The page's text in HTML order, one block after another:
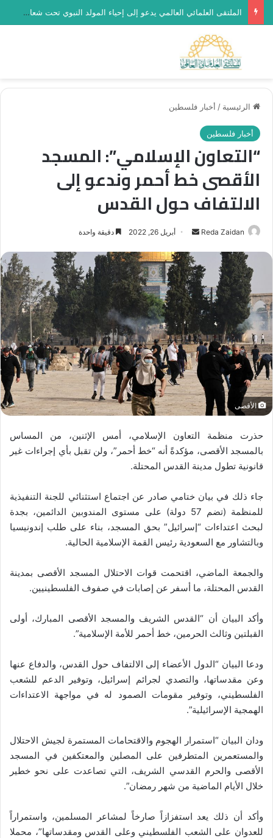
الملتقى العلمائي العالمي يدعو إلى إحياء المولد النبوي تحت شعار “رحماء بينهم”
بحث عن
الرئيسية / أخبار فلسطين
أخبار فلسطين
“التعاون الإسلامي”: المسجد
الأقصى خط أحمر وندعو إلى
الالتفاف حول القدس
Reda Zaidan
أرسل
إلكترونيا
أبريل 26, 2022 دقيقة واحدة
الأقصى
حذرت منظمة التعاون الإسلامي، أمس الإثنين، من المساس
بالمسجد الأقصى، مؤكدةً أنه “خط أحمر”، ولن تقبل بأي إجراءات غير
قانونية تطول مدينة القدس المحتلة.
جاء ذلك في بيان ختامي صادر عن اجتماع استثنائي للجنة التنفيذية
للمنظمة (تضم 57 دولة) على مستوى المندوبين الدائمين، بجدة
لبحث اعتداءات “إسرائيل” بحق المسجد، بناء على طلب إندونيسيا
وبالتشاور مع السعودية رئيس القمة الإسلامية الحالية.
والجمعة الماضي، اقتحمت قوات الاحتلال المسجد الأقصى بمدينة
القدس المحتلة، ما أسفر عن إصابات في صفوف الفلسطينيين.
وأكد البيان أن “القدس الشريف والمسجد الأقصى المبارك، أولى
القبلتين وثالث الحرمين، خط أحمر للأمة الإسلامية”.
ودعا البيان “الدول الأعضاء إلى الالتفاف حول القدس، والدفاع عنها
وعن مقدساتها، والتصدي لجرائم إسرائيل، وتوفير الدعم للشعب
الفلسطيني، وتوفير مقومات الصمود له في مواجهة الاعتداءات
الهمجية الإسرائيلية”.
ودان البيان “استمرار الهجوم والاقتحامات المستمرة لجيش الاحتلال
والمستعمرين المتطرفين على المصلين والمعتكفين في المسجد
الأقصى والحرم القدسي الشريف، التي تصاعدت على نحو خطير
خلال الأيام الماضية من شهر رمضان”.
وأكد أن ذلك يعد استفزازاً صارخاً لمشاعر المسلمين، واستمراراً
للعدوان على الشعب الفلسطيني وعلى القدس ومقدساتها”، محملا